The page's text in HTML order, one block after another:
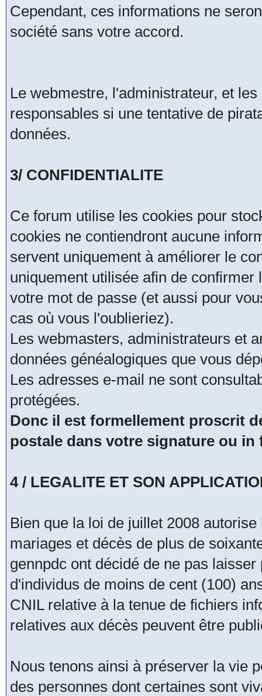
Cependant, ces informations ne
société sans votre accord.
Le webmestre, l'administrateur, et
responsables si une tentative de
données.
3/ CONFIDENTIALITE
Ce forum utilise les cookies pour
cookies ne contiendront aucune
servent uniquement à améliorer le
uniquement utilisée afin de
votre mot de passe (et aussi pour
cas où vous l'oublieriez).
Les webmasters, administrateurs et
données généalogiques que vous
Les adresses e-mail ne sont
protégées.
Donc il est formellement proscrit
postale dans votre signature ou
4 / LEGALITE ET SON
Bien que la loi de juillet 2008
mariages et décès de plus de
gennpdc ont décidé de ne pas
d'individus de moins de cent (100)
CNIL relative à la tenue de fichiers
relatives aux décès peuvent être
Nous tenons ainsi à préserver la vie
des personnes dont certaines sont